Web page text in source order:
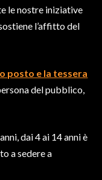
le nostre iniziative
l’affitto del
posto e la tessera
del pubblico,
dai 4 ai 14 anni è
a sedere a